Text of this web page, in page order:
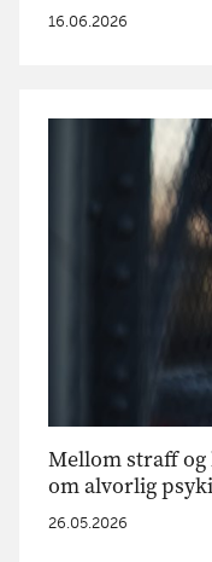
16.06.2026
Mellom straff
om alvorlig
26.05.2026